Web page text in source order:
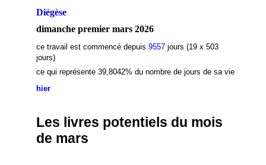
Diégèse
dimanche premier mars 2026
ce travail est commencé depuis 9557jours (19 x 503
jours)
ce qui représente 39,8042% du nombre de jours de sa vie
hier
Les livres potentiels du mois
de mars